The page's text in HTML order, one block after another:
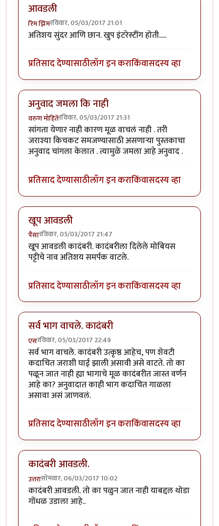
आवडली
रिम झिमरविवार, 05/03/2017 21:01
अतिशय सुंदर आणि छान. खुप इंटरेस्टींग होती.....
प्रतिसाद देण्यासाठीलॉग इन कराकिंवासदस्य व्हा
अनुवाद जमला कि नाही
वरुण मोहितेरविवार, 05/03/2017 21:31
सांगता येणार नाही कारण मूळ वाचलं नाही . तरी
जराश्या किचकट समजण्यासाठी असणाऱ्या पुस्तकाचा
अनुवाद चांगला केलात . त्यामुळे जमला आहे अनुवाद .
प्रतिसाद देण्यासाठीलॉग इन कराकिंवासदस्य व्हा
खूप आवडली
पैसारविवार, 05/03/2017 21:47
खूप आवडली कादंबरी. कादंबरीला दिलेले मोबियस
पट्टीचे नाव अतिशय समर्पक वाटले.
प्रतिसाद देण्यासाठीलॉग इन कराकिंवासदस्य व्हा
सर्व भाग वाचले. कादंबरी
एसरविवार, 05/03/2017 22:49
सर्व भाग वाचले. कादंबरी उत्कृष्ठ आहेच, पण शेवटी
कदाचित जराशी घाई झाली असावी असे वाटते. तो का
पळून जात नाही ह्या भागाचे मूळ कादंबरीत जास्त वर्णन
आहे का? अनुवादात काही भाग कदाचित गाळला
असावा असं जाणवलं.
प्रतिसाद देण्यासाठीलॉग इन कराकिंवासदस्य व्हा
कादंबरी आवडली.
उत्तरासोमवार, 06/03/2017 10:02
कादंबरी आवडली. तो का पळुन जात नाही याबद्दल थोडा
गोंधळ उडाला आहे..